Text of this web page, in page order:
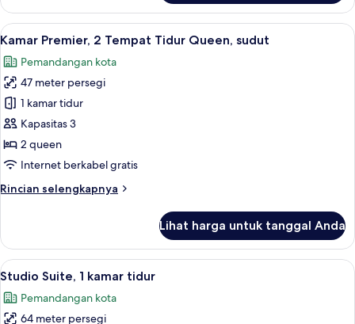
Kamar
Deluks,
1
Tidur
King
Lihat
semua
foto
untuk
Kamar
Premier,
2
Tempat
Queen,
Kamar Premier, 2 Tempat Tidur
7
Kamar Premier, 2 Tempat Tidur Queen, sudut
Pemandangan kota
47 meter persegi
1 kamar tidur
Kapasitas 3
2 queen
Internet berkabel gratis
Rincian selengkapnya
Rincian
Kamar
Premier,
2
Tidur
Queen,
Lihat harga untuk tanggal Anda
Lihat
semua
foto
Studio Suite, 1 kamar tidur | Selimut
9
Studio Suite, 1 kamar tidur
Pemandangan kota
64 meter persegi